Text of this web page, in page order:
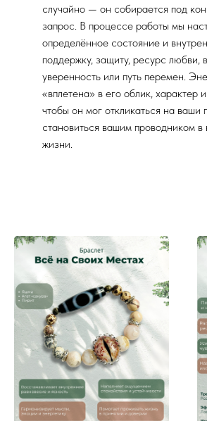
случайно — он собирается под
запрос. В процессе работы мы
определённое состояние и
поддержку, защиту, ресурс любви,
уверенность или путь перемен.
«вплетена» в его облик, характер
чтобы он мог откликаться на ваши
становиться вашим проводником в
жизни.